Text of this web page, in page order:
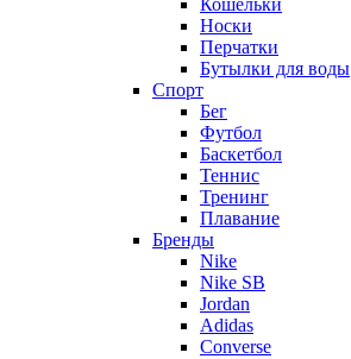
Носки
Перчатки
Бутылки для воды
Спорт
Бег
Футбол
Баскетбол
Теннис
Тренинг
Плавание
Бренды
Nike
Nike SB
Jordan
Adidas
Converse